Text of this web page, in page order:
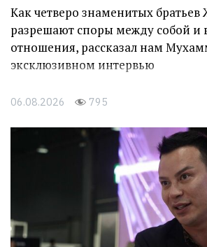
Как четверо знаменитых братьев
разрешают споры между собой и
отношения, рассказал нам
эксклюзивном интервью
06.08.2026 795